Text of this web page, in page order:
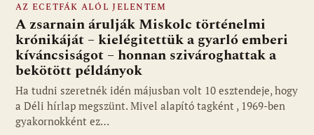
AZ ECETFÁK ALÓL JELENTEM
A zsarnain árulják Miskolc történelmi
krónikáját – kielégitettük a gyarló emberi
kíváncsiságot – honnan szivároghattak a
bekötött példányok
Ha tudni szeretnék idén májusban volt 10 esztendeje, hogy
a Déli hírlap megszünt. Mivel alapító tagként , 1969-ben
gyakornokként ez…